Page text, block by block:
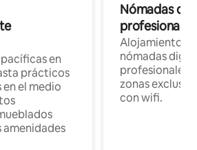
en
prácticos
el medio
amenidades
Nómadas
Alojamientos
nómadas
profesionales
zonas
con wifi.